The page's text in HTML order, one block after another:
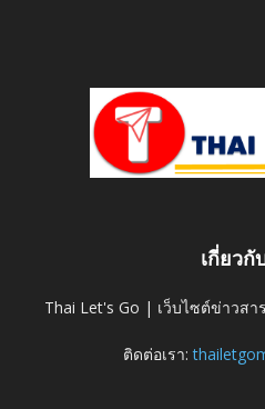
เกี่ยวกั
Thai Let's Go | เว็บไซต์ข่าวส
ติดต่อเรา: